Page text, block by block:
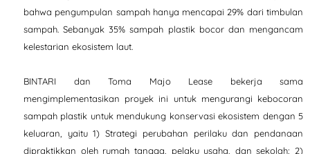
bahwa pengumpulan sampah hanya mencapai 29% dari timbulan
sampah. Sebanyak 35% sampah plastik bocor dan mengancam
kelestarian ekosistem laut.
BINTARI dan Toma Majo Lease bekerja sama
mengimplementasikan proyek ini untuk mengurangi kebocoran
sampah plastik untuk mendukung konservasi ekosistem dengan 5
keluaran, yaitu 1) Strategi perubahan perilaku dan pendanaan
dipraktikkan oleh rumah tangga, pelaku usaha, dan sekolah; 2)